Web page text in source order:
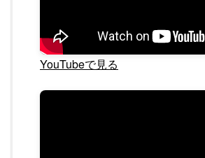
YouTubeで見る